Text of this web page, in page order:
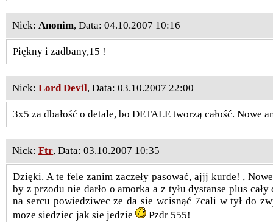
Nick: Anonim, Data: 04.10.2007 10:16
Piękny i zadbany,15 !
Nick: Lord Devil, Data: 03.10.2007 22:00
3x5 za dbałość o detale, bo DETALE tworzą całość. Nowe
Nick: Ftr, Data: 03.10.2007 10:35
Dzięki. A te fele zanim zaczeły pasować, ajjj kurde! ,
by z przodu nie darło o amorka a z tyłu dystanse plus
na sercu powiedziwec ze da sie wcisnąć 7cali w tył do
moze siedziec jak sie jedzie
Pzdr 555!